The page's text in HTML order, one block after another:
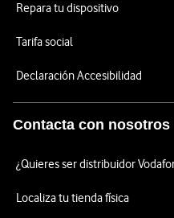
Repara tu dispositivo
Tarifa social
Declaración Accesibilidad
Contacta con nosotros
¿Quieres ser distribuidor
Localiza tu tienda física